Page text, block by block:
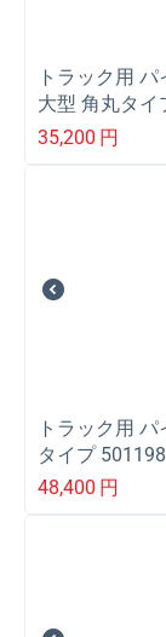
トラック用
大型 角丸タイ
35,200 円
トラック用
タイプ
48,400 円